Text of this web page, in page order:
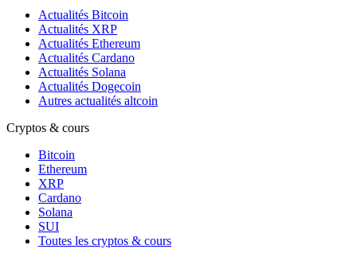
Actualités Bitcoin
Actualités XRP
Actualités Ethereum
Actualités Cardano
Actualités Solana
Actualités Dogecoin
Autres actualités altcoin
Cryptos & cours
Bitcoin
Ethereum
XRP
Cardano
Solana
SUI
Toutes les cryptos & cours